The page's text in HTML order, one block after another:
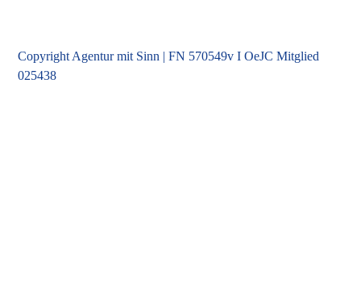
Copyright Agentur mit Sinn | FN 570549v I OeJC Mitglied
025438